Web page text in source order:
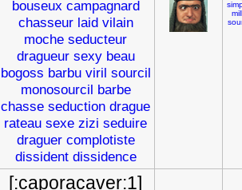
bouseux campagnard
chasseur laid vilain
moche seducteur
dragueur sexy beau
bogoss barbu viril sourcil
monosourcil barbe
chasse seduction drague
rateau sexe zizi seduire
draguer complotiste
dissident dissidence
[:caporacaver:1]